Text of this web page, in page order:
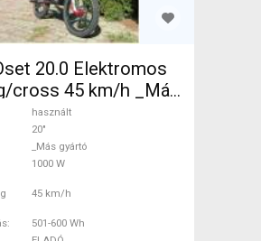
20.0 Elektromos
cross 45 km/h _Más
600 Wh használt
használt
20"
_Más gyártó
1000 W
45 km/h
501-600 Wh